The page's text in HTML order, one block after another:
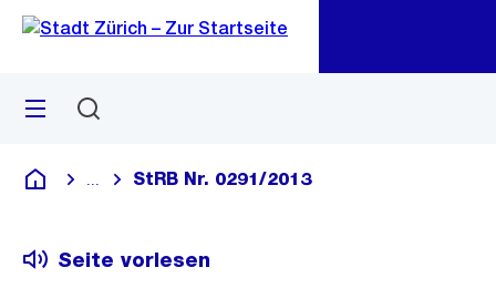
Navigation
Sprunglink
Menü
Deutsch
Blende alle Breadcrumbs ein
StRB Nr. 0291/2013
Seite vorlesen